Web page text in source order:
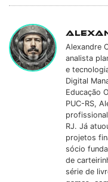
Alexandre
analista
e
Digital
Educação
PUC-RS,
RJ. Já
projetos
sócio
de
série de